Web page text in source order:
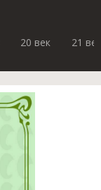
20 век 21 век